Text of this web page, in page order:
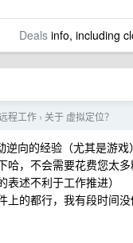
Dealsinfo, including
程工作 › 关于 虚拟定位？
向的经验（尤其是游
，不会需要花费您太多
述不利于工作推进）
的都行，我有段时间没